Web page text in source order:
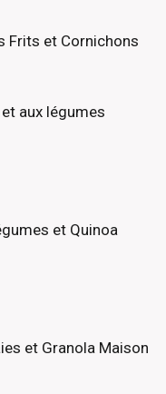
Frits et Cornichons
aux légumes
et Quinoa
et Granola Maison